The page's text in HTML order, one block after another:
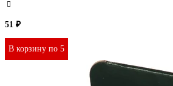
51 ₽
В корзину по 5